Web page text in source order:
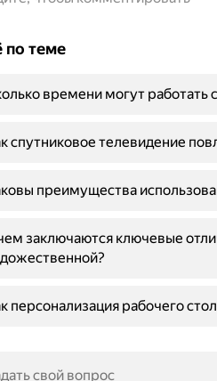
по теме
времени могут работать
спутниковое телевидение
преимущества
заключаются ключевые
персонализация рабочего